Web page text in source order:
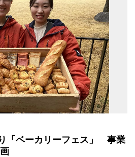
「ベーカリーフェス」 事業